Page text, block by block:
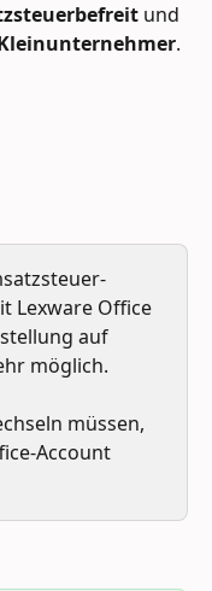
und
.
Lexware Office
auf
möglich.
müssen,
Account